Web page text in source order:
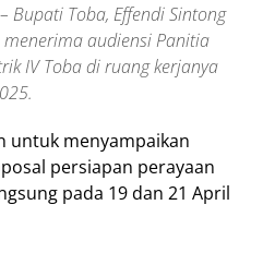
– Bupati Toba, Effendi Sintong
audiensi Panitia
IV Toba di ruang kerjanya
untuk menyampaikan
persiapan perayaan
pada 19 dan 21 April